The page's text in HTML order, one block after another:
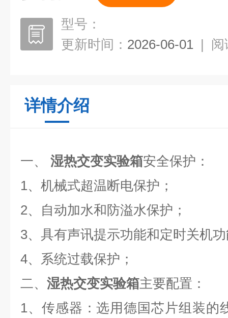
型号：
更新时间： 2026-06-01 | 阅
详情介绍
一、 湿热交变实验箱安全保护：
1、机械式超温断电保护；
2、自动加水和防溢水保护；
3、具有声讯提示功能和定时关机
4、系统过载保护；
二、 湿热交变实验箱主要配置：
1、传感器：选用德国芯片组装的